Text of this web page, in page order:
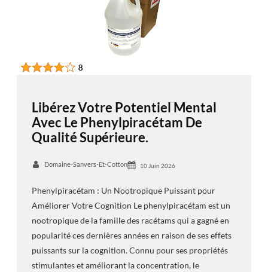
Libérez Votre Potentiel Mental
Avec Le Phenylpiracétam De
Qualité Supérieure.
Domaine-Sanvers-Et-Cotton 10 Juin 2026
Phenylpiracétam : Un Nootropique Puissant pour
Améliorer Votre Cognition Le phenylpiracétam est un
nootropique de la famille des racétams qui a gagné en
popularité ces dernières années en raison de ses effets
puissants sur la cognition. Connu pour ses propriétés
stimulantes et améliorant la concentration, le